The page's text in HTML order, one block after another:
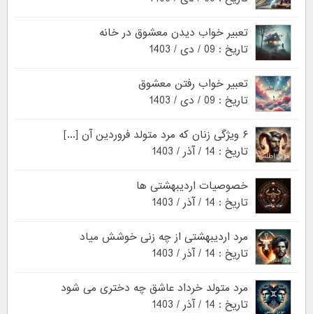
تعبیر خواب دیدن معشوق در خانه
تاریخ : 09 / دی / 1403
تعبیر خواب رفتن معشوق
تاریخ : 09 / دی / 1403
۶ ویژگی زنان که مرد متولد فروردین آن [...]
تاریخ : 14 / آذر / 1403
خصوصیات اردیبهشتی ها
تاریخ : 14 / آذر / 1403
مرد اردیبهشتی از چه زنی خوشش میاد
تاریخ : 14 / آذر / 1403
مرد متولد خرداد عاشق چه دختری می شود
تاریخ : 14 / آذر / 1403